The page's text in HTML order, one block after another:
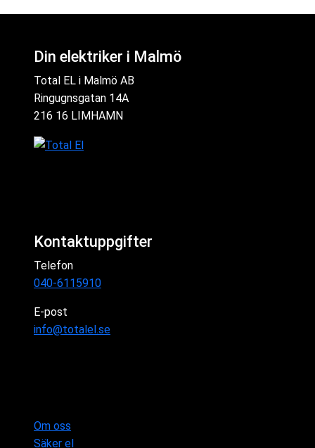
Din elektriker i Malmö
Total EL i Malmö AB
Ringugnsgatan 14A
216 16 LIMHAMN
Kontaktuppgifter
Telefon
040-6115910
E-post
info@totalel.se
Om oss
Säker el